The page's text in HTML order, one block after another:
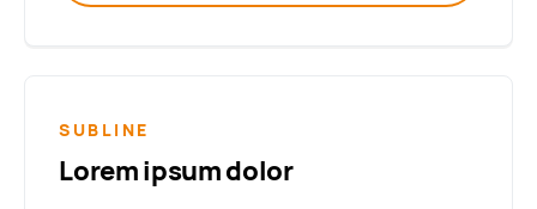
SUBLINE
Lorem ipsum dolor